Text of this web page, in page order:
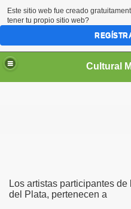
Cultural
Los artistas participantes
del Plata, pertenecen a
Este sitio web fue creado
tener tu propio sitio web?